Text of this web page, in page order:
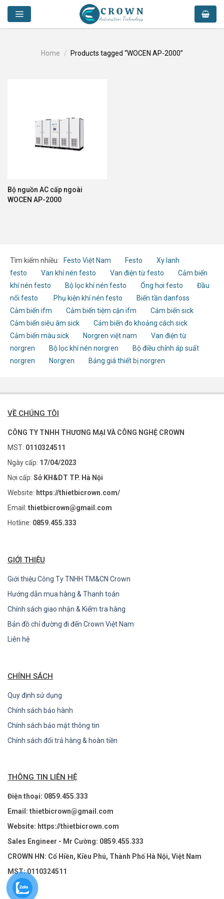
Skip
content
Home / Products tagged “WOCEN AP-2000”
Bộ nguồn AC cấp ngoài
WOCEN AP-2000
Tìm kiếm nhiều: Festo Việt Nam Festo
Xy lanh
festo
Van khí nén festo Van điện từ festo
Cảm biến
khí nén festo
Bộ lọc khí nén festo Ống hơi festo
Đầu
nối festo
Phụ kiện khí nén festo
Biến tần danfoss
Cảm biến ifm
Cảm biến tiệm cận ifm
Cảm biến sick
Cảm biến siêu âm sick
Cảm biến đo khoảng cách sick
Cảm biến màu sick
Norgren việt nam
Van điện từ
norgren
Bộ lọc khí nén norgren
Bộ điều chỉnh áp suất
norgren
Norgren Bảng giá thiết bị norgren
VỀ CHÚNG TÔI
CÔNG TY TNHH THƯƠNG MẠI VÀ CÔNG NGHỆ CROWN
MST: 0110324511
Ngày cấp: 17/04/2023
Nơi cấp: Sở KH&DT TP. Hà Nội
Website: https://thietbicrown.com/
Email: thietbicrown@gmail.com
Hotline: 0859.455.333
GIỚI THIỆU
Giới thiệu Công Ty TNHH TM&CN Crown
Hướng dẫn mua hàng & Thanh toán
Chính sách giao nhận & Kiểm tra hàng
Bản đồ chỉ đường đi đến Crown Việt Nam
Liên hệ
CHÍNH SÁCH
Quy định sử dụng
Chính sách bảo hành
Chính sách bảo mật thông tin
Chính sách đổi trả hàng & hoàn tiền
THÔNG TIN LIÊN HỆ
Điện thoại: 0859.455.333
Email: thietbicrown@gmail.com
Website: https://thietbicrown.com
Sales Engineer - Mr Cường: 0859.455.333
CROWN HN: Cổ Hiền, Kiều Phú, Thành Phố Hà Nội, Việt Nam
MST: 0110324511